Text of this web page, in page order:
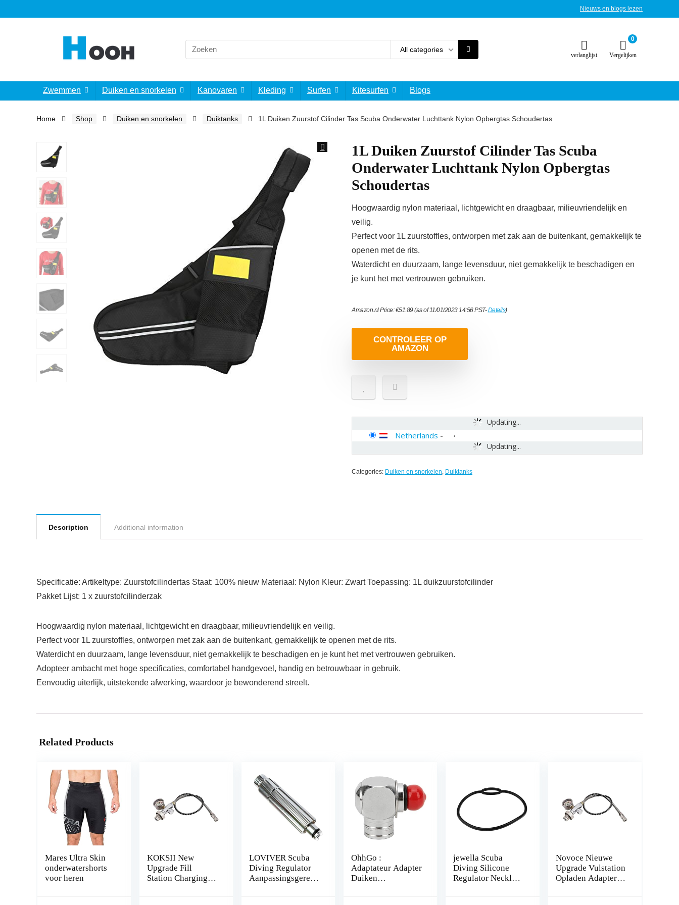
Nieuws en blogs lezen
Search
for:
All categories
verlanglijst
0
Vergelijken
Zwemmen Duiken en snorkelen Kanovaren Kleding Surfen Kitesurfen Blogs
Home Shop Duiken en snorkelen Duiktanks 1L Duiken Zuurstof Cilinder Tas Scuba Onderwater Luchttank Nylon Opbergtas Schoudertas
1L Duiken Zuurstof Cilinder Tas Scuba
Onderwater Luchttank Nylon Opbergtas
Schoudertas
Hoogwaardig nylon materiaal, lichtgewicht en draagbaar, milieuvriendelijk en
veilig.
Perfect voor 1L zuurstoffles, ontworpen met zak aan de buitenkant, gemakkelijk te
openen met de rits.
Waterdicht en duurzaam, lange levensduur, niet gemakkelijk te beschadigen en
je kunt het met vertrouwen gebruiken.
Amazon.nl Price:€51.89(as of 11/01/2023 14:56 PST-Details)
CONTROLEER OP
AMAZON
Updating...
Updating...
Netherlands -
Categories: Duiken en snorkelen, Duiktanks
Description Additional information
Specificatie: Artikeltype: Zuurstofcilindertas Staat: 100% nieuw Materiaal: Nylon Kleur: Zwart Toepassing: 1L duikzuurstofcilinder
Pakket Lijst: 1 x zuurstofcilinderzak
Hoogwaardig nylon materiaal, lichtgewicht en draagbaar, milieuvriendelijk en veilig.
Perfect voor 1L zuurstoffles, ontworpen met zak aan de buitenkant, gemakkelijk te openen met de rits.
Waterdicht en duurzaam, lange levensduur, niet gemakkelijk te beschadigen en je kunt het met vertrouwen gebruiken.
Adopteer ambacht met hoge specificaties, comfortabel handgevoel, handig en betrouwbaar in gebruik.
Eenvoudig uiterlijk, uitstekende afwerking, waardoor je bewonderend streelt.
Related Products
Mares Ultra Skin
onderwatershorts
voor heren
KOKSII New
Upgrade Fill
Station Charging
LOVIVER Scuba
Diving Regulator
Aanpassingsgereed
OhhGo :
Adaptateur Adapter
Duiken
jewella Scuba
Diving Silicone
Regulator Necklace
Novoce Nieuwe
Upgrade Vulstation
Opladen Adapter